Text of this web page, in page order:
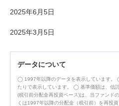
2025年6月5日
2025年3月5日
データについて
1997年以降のデータを表示しています。
たりで表示しています。
基準価額は、信
(税引前分配金再投資ベース)は、当ファンド
くは1997年以降の分配金（税引前）を再投